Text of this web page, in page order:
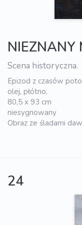
NIEZNANY
Scena historyczna.
Epizod z czasów
olej, płótno,
80,5 x 93 cm
niesygnowany
Obraz ze śladami
24